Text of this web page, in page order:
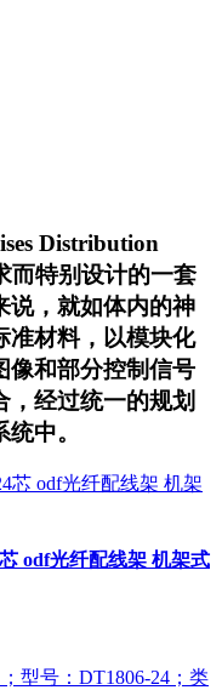
Distribution
而特别设计的一套
说，就如体内的神
准材料，以模块化
像和部分控制信号
，经过统一的规划
中。
odf光纤配线架 机架式
型号：DT1806-24；类